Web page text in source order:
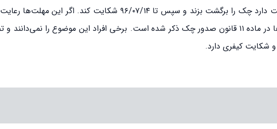
۹۵/۷/۱۴ داشته باشد، دارنده تا ۹۶/۰۱/۱۴ فرصت دارد چک را برگشت بزند و سپس تا ۹۶/۰۷/۱۴ شکایت
به شکایت حقوقی تبدیل می‌شود. این مهلت‌ها در ماده ۱۱ قانون صدور چک ذکر شده است. برخی افراد این موضوع را
شکایت کیفری دارد.